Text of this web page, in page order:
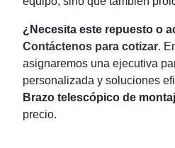
¿Necesita este repuesto o
Contáctenos para cotizar.
asignaremos una ejecutiva
personalizada y soluciones
Brazo telescópico de
precio.